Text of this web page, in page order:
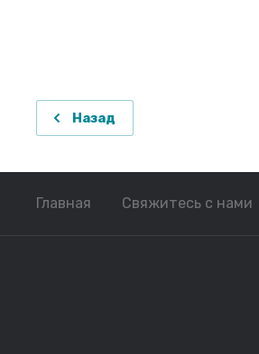
Назад
Главная Свяжитесь с нами